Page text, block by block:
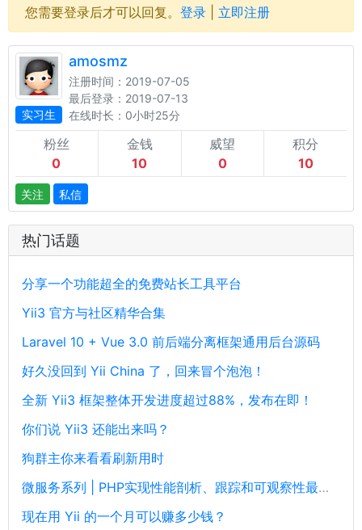
您需要登录后才可以回复。 登录 立即注册
实习生
amosmz
注册时间：2019-07-05
最后登录：2019-07-13
在线时长：0小时25分
粉丝
0
金钱
10
威望
0
积分
10
关注 私信
热门话题
分享一个功能超全的免费站长工具平台
Yii3 官方与社区精华合集
Laravel 10 + Vue 3.0 前后端分离框架通用后台源码
好久没回到 Yii China 了，回来冒个泡泡！
全新 Yii3 框架整体开发进度超过88%，发布在即！
你们说 Yii3 还能出来吗？
狗群主你来看看刷新用时
微服务系列 | PHP实现性能剖析、跟踪和可观察性最佳实践
现在用 Yii 的一个月可以赚多少钱？